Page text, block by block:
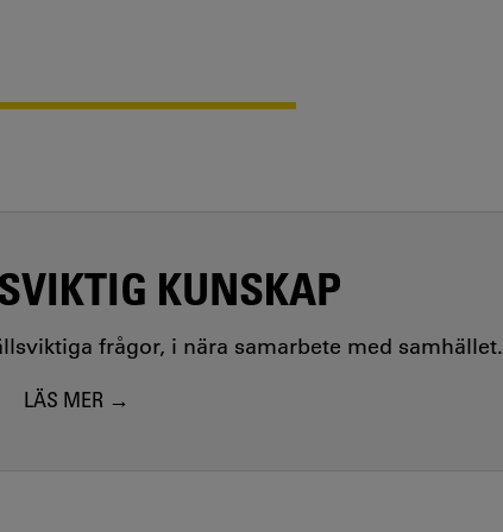
KUNSKAP
frågor, i nära samarbete med samhället.
LÄS MER